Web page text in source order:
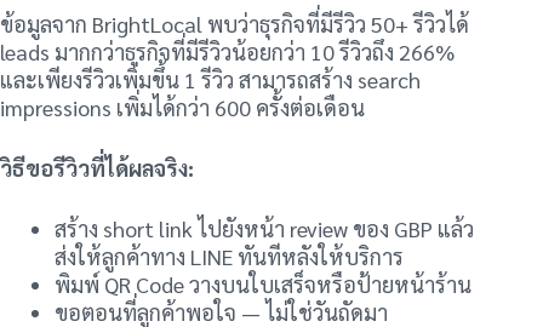
ข้อมูลจาก BrightLocal พบว่าธุรกิจที่มีรีวิว 50+ รีวิวได้
leads มากกว่าธุรกิจที่มีรีวิวน้อยกว่า 10 รีวิวถึง 266%
และเพียงรีวิวเพิ่มขึ้น 1 รีวิว สามารถสร้าง search
impressions เพิ่มได้กว่า 600 ครั้งต่อเดือน
วิธีขอรีวิวที่ได้ผลจริง:
สร้าง short link ไปยังหน้า review ของ GBP แล้ว
ส่งให้ลูกค้าทาง LINE ทันทีหลังให้บริการ
พิมพ์ QR Code วางบนใบเสร็จหรือป้ายหน้าร้าน
ขอตอนที่ลูกค้าพอใจ — ไม่ใช่วันถัดมา